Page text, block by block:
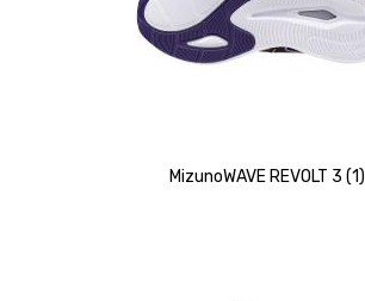
MizunoWAVE REVOLT 3 (1)